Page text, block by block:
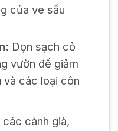
của ve sầu
Dọn sạch cỏ
vườn để giảm
và các loại côn
các cành già,